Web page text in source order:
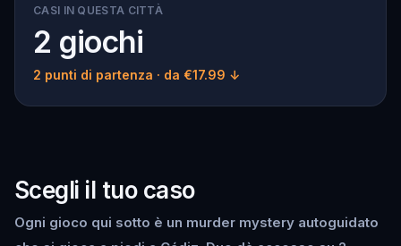
CASI IN QUESTA CITTÀ
2 giochi
2 punti di partenza · da €17.99 ↓
Scegli il tuo caso
Ogni gioco qui sotto è un murder mystery autoguidato